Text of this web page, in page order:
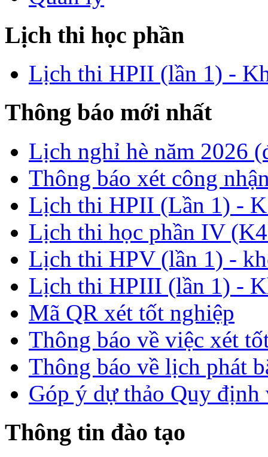
Lịch thi học phần
Lịch thi HPII (lần 1) -
Thông báo mới nhất
Lịch nghỉ hè năm 2026
Thông báo xét công
Lịch thi HPII (Lần 1) -
Lịch thi học phần IV
Lịch thi HPV (lần 1) -
Lịch thi HPIII (lần 1) -
Mã QR xét tốt nghiệp
Thông báo về việc xét
Thông báo về lịch phát
Góp ý dự thảo Quy định
Thông tin đào tạo